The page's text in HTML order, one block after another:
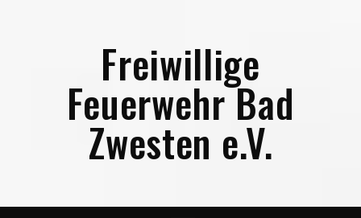
Freiwillige
Feuerwehr Bad
Zwesten e.V.